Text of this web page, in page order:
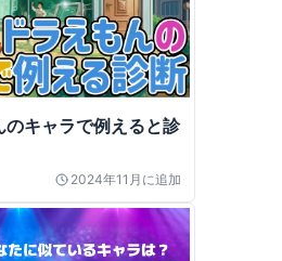
のキャラで例えると診
2024年11月 に追加